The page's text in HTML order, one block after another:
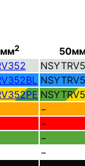
2
−
−
−
−